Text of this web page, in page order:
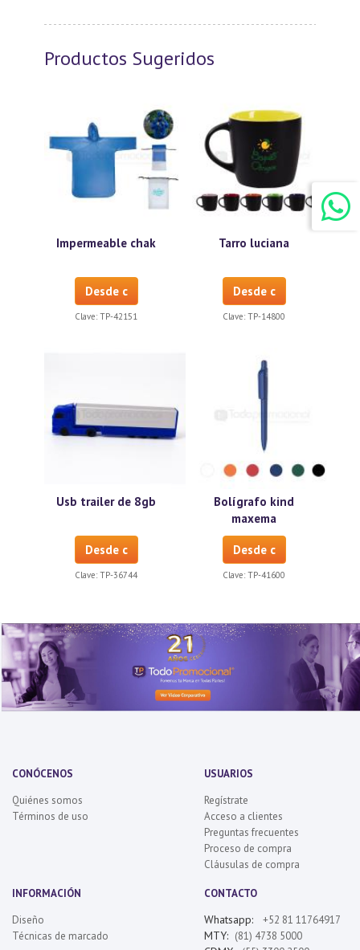
Productos Sugeridos
Impermeable chak
Desde c
Clave: TP-42151
Tarro luciana
Desde c
Clave: TP-14800
Usb trailer de 8gb
Desde c
Clave: TP-36744
Bolígrafo kind
maxema
Desde c
Clave: TP-41600
CONÓCENOS
Quiénes somos
Términos de uso
USUARIOS
Regístrate
Acceso a clientes
Preguntas frecuentes
Proceso de compra
Cláusulas de compra
INFORMACIÓN
Diseño
Técnicas de marcado
CONTACTO
Whatsapp: +52 81 11764917
MTY: (81) 4738 5000